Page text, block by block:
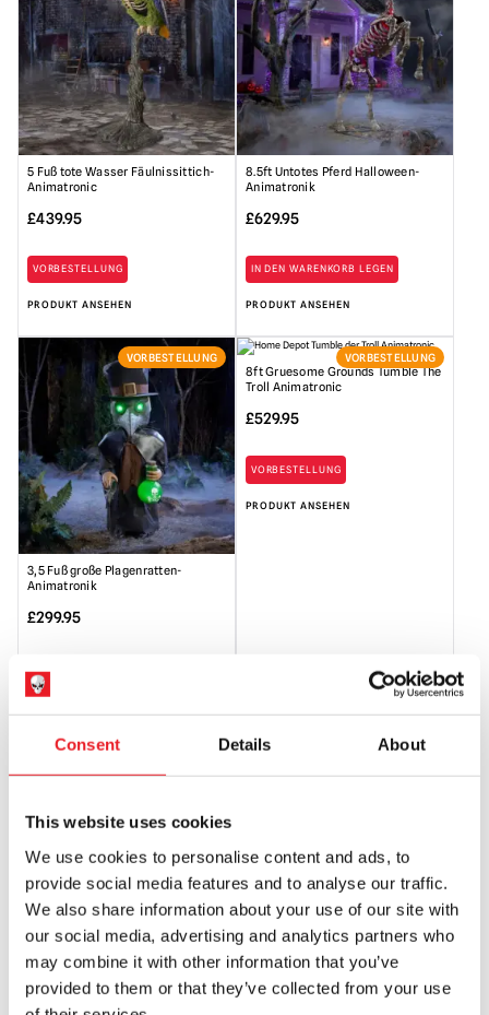
Consent Details About
This website uses cookies
We use cookies to personalise content and ads, to
provide social media features and to analyse our traffic.
We also share information about your use of our site with
our social media, advertising and analytics partners who
may combine it with other information that you’ve
provided to them or that they’ve collected from your use
5 Fuß tote Wasser Fäulnissittich-
Animatronic
£439.95
VORBESTELLUNG
PRODUKT ANSEHEN
8.5ft Untotes Pferd Halloween-
Animatronik
£629.95
IN DEN WARENKORB LEGEN
PRODUKT ANSEHEN
VORBESTELLUNG
3,5 Fuß große Plagenratten-
Animatronik
£299.95
VORBESTELLUNG
8ft Gruesome Grounds Tumble The
Troll Animatronic
£529.95
VORBESTELLUNG
PRODUKT ANSEHEN
6,5ft Maleficent Animatronic
£549.95
VORBESTELLUNG
PRODUKT ANSEHEN
6ft Bride of Frankenstein Animierte
Requisite